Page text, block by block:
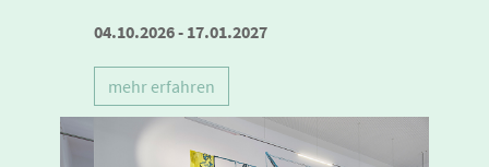
04.10.2026 - 17.01.2027
mehr erfahren